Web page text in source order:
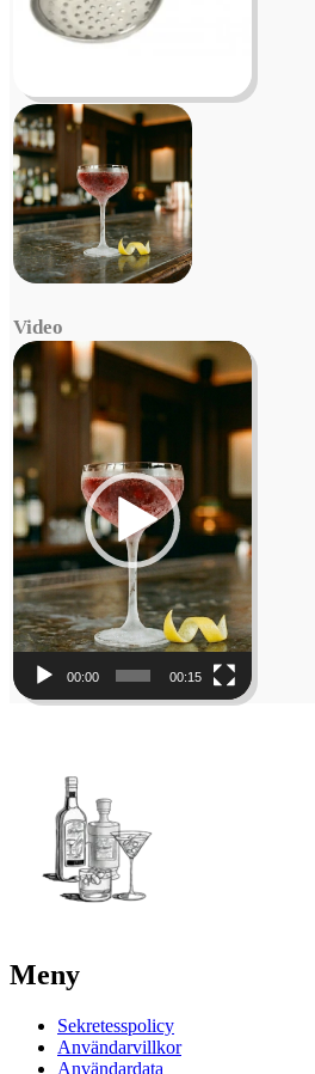
Video
Video
Player
00:00 00:15
Meny
Sekretesspolicy
Användarvillkor
Användardata